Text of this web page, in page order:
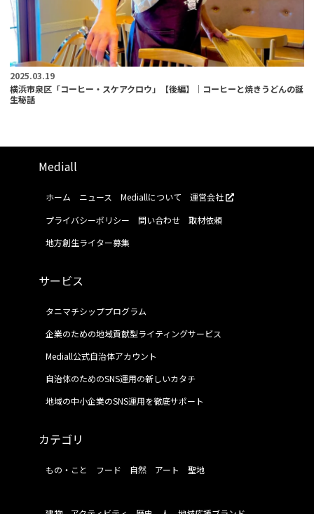
2025.03.19
横浜市泉区「コーヒー・スケアクロウ」【後編】｜コーヒーと焼きうどんの誕
生秘話
Mediall
ホーム ニュース Mediallについて
運営会社
プライバシーポリシー
問い合わせ
取材依頼
地方創生ライター募集
サービス
タニマチシッププログラム
企業のための地域貢献型ライティングサービス
Mediall公式自治体アカウント
自治体のためのSNS運用の新しいカタチ
地域の中小企業のSNS運用を徹底サポート
カテゴリ
もの・こと フード 自然 アート 聖地